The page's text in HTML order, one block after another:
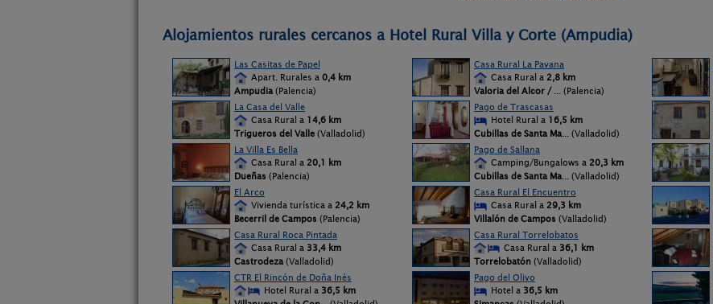
Alojamientos rurales cercanos a Hotel Rural Villa y Corte (Ampudia)
Las Casitas de Papel
Apart. Rurales a 0,4 km
Ampudia (Palencia)
Casa Rural La Pavana
Casa Rural a 2,8 km
Valoria del Alcor / ... (Palencia)
La Casa del Valle
Casa Rural a 14,6 km
Trigueros del Valle (Valladolid)
Pago de Trascasas
Hotel Rural a 16,5 km
Cubillas de Santa Ma... (Valladolid)
La Villa Es Bella
Casa Rural a 20,1 km
Dueñas (Palencia)
Pago de Sallana
Camping/Bungalows a 20,3 km
Cubillas de Santa Ma... (Valladolid)
El Arco
Vivienda turística a 24,2 km
Becerril de Campos (Palencia)
Casa Rural El Encuentro
Casa Rural a 29,3 km
Villalón de Campos (Valladolid)
Casa Rural Roca Pintada
Casa Rural a 33,4 km
Castrodeza (Valladolid)
Casa Rural Torrelobatos
Casa Rural a 36,1 km
Torrelobatón (Valladolid)
CTR El Rincón de Doña Inés
Hotel Rural a 36,5 km
Pago del Olivo
Hotel a 36,5 km